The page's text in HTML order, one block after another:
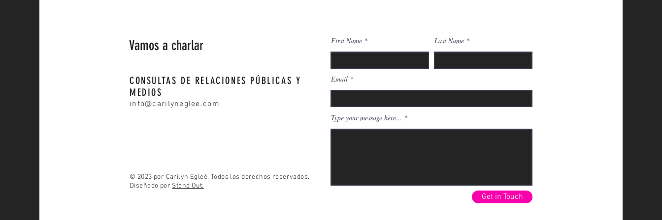
Vamos a charlar
CONSULTAS DE RELACIONES PÚBLICAS Y
MEDIOS
info@carilyneglee.com
© 2023 por Carilyn Egleé. Todos los derechos reservados.
Diseñado por Stand Out.
First Name Last Name
Email
Type your message here...
Get in Touch